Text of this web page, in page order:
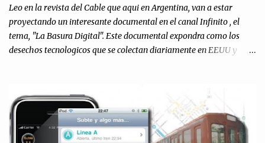
escuchándonos y viendo como grabamos el semanario es, para mi
personalmente, un éxito y un logro sin precedentes. Sinceram...
Leo en la revista del Cable que aqui en Argentina, van a estar
proyectando un interesante documental en el canal Infinito , el
tema, "La Basura Digital". Este documental expondra como los
desechos tecnologicos que se colectan diariamente en EEUU y
Asi, todos los residuos sonincinerados produciendo lo que los
ambientalistas llaman "La Pesadilla de la Edad Cibernetica". La
transmision es el Domingo 2 de diciembre a las 21:00 hs. Me
parecio muy interesante, no creo que lo pueda ver por la hora, asi